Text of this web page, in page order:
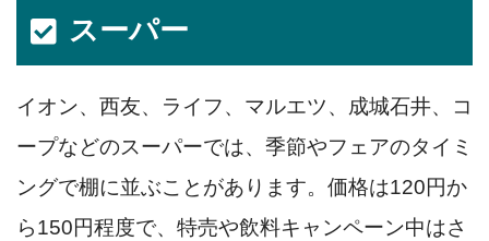
スーパー
イオン、西友、ライフ、マルエツ、成城石井、コ
ープなどのスーパーでは、季節やフェアのタイミ
ングで棚に並ぶことがあります。価格は120円か
ら150円程度で、特売や飲料キャンペーン中はさ